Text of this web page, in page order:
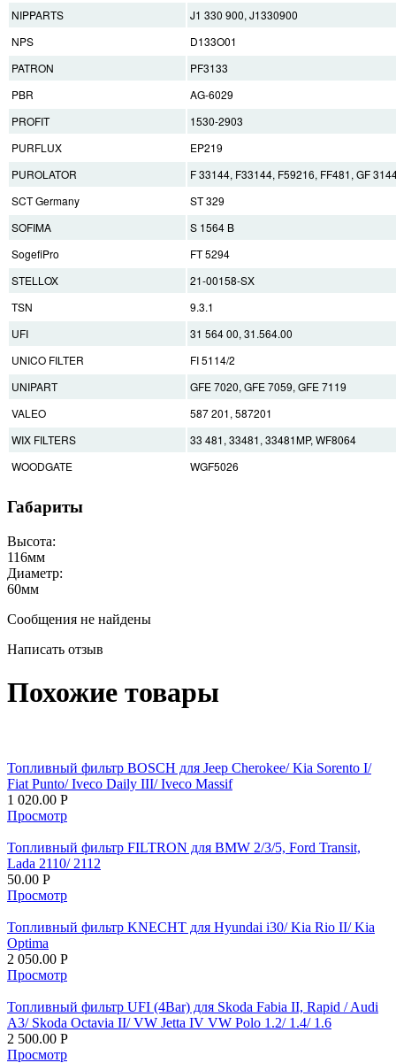
NIPPARTS
J1 330 900, J1330900
NPS
D133O01
PATRON
PF3133
PBR
AG-6029
PROFIT
1530-2903
PURFLUX
EP219
PUROLATOR
F 33144, F33144, F59216, FF481, GF
SCT Germany
ST 329
SOFIMA
S 1564 B
SogefiPro
FT 5294
STELLOX
21-00158-SX
TSN
9.3.1
UFI
31 564 00, 31.564.00
UNICO FILTER
FI 5114/2
UNIPART
GFE 7020, GFE 7059, GFE 7119
VALEO
587 201, 587201
WIX FILTERS
33 481, 33481, 33481MP, WF8064
WOODGATE
WGF5026
Габариты
Высота:
116мм
Диаметр:
60мм
Сообщения не найдены
Написать отзыв
Похожие товары
Топливный фильтр BOSCH для Jeep Cherokee/ Kia Sorento I/
Fiat Punto/ Iveco Daily III/ Iveco Massif
1 020.00 Р
Просмотр
Топливный фильтр FILTRON для BMW 2/3/5, Ford Transit,
Lada 2110/ 2112
50.00 Р
Просмотр
Топливный фильтр KNECHT для Hyundai i30/ Kia Rio II/ Kia
Optima
2 050.00 Р
Просмотр
Топливный фильтр UFI (4Bar) для Skoda Fabia II, Rapid / Audi
A3/ Skoda Octavia II/ VW Jetta IV VW Polo 1.2/ 1.4/ 1.6
2 500.00 Р
Просмотр